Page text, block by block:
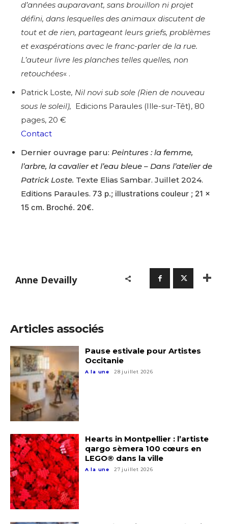
Adresse email*
Nom
Prénom
Adresse email*
d’années auparavant, sans brouillon ni projet
défini, dans lesquelles des animaux discutent de
tout et de rien, partageant leurs griefs, problèmes
et exaspérations avec le franc-parler de la rue.
L’auteur livre les planches telles quelles, non
retouchées« .
Patrick Loste, Nil novi sub sole (Rien de nouveau
sous le soleil), Edicions Paraules (Ille-sur-Têt), 80
pages, 20 €
Contact
Dernier ouvrage paru: Peintures : la femme,
l’arbre, la cavalier et l’eau bleue – Dans l’atelier de
Patrick Loste. Texte Elias Sambar. Juillet 2024.
Editions Paraules. 73 p.; illustrations couleur ; 21 x
15 cm. Broché. 20€.
Anne Devailly
Articles associés
Pause estivale pour Artistes
Occitanie
A la une 28 juillet 2026
Hearts in Montpellier : l’artiste
qargo sèmera 100 cœurs en
LEGO® dans la ville
A la une 27 juillet 2026